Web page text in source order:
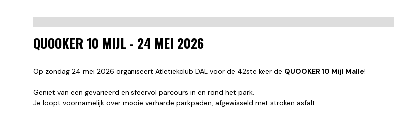
QUOOKER 10 MIJL - 24 MEI 2026
Op zondag 24 mei 2026 organiseert Atletiekclub DAL voor de 42ste keer de QUOOKER 10 Mijl Malle!
Geniet van een gevarieerd en sfeervol parcours in en rond het park.
Je loopt voornamelijk over mooie verharde parkpaden, afgewisseld met stroken asfalt.